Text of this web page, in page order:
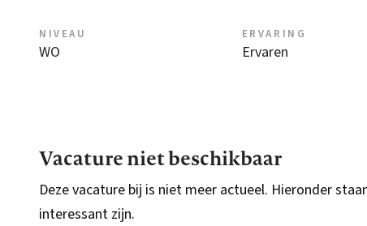
NIVEAU
WO
ERVARING
Ervaren
Vacature niet beschikbaar
Deze vacature bij is niet meer actueel. Hieronder
interessant zijn.